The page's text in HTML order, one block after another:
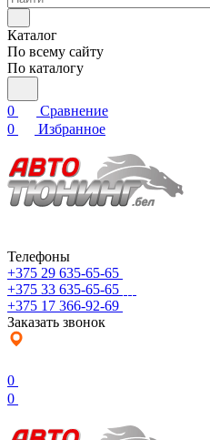
Каталог
По всему сайту
По каталогу
0
Сравнение
0
Избранное
Телефоны
+375 29 635-65-65
+375 33 635-65-65
+375 17 366-92-69
Заказать звонок
0
0